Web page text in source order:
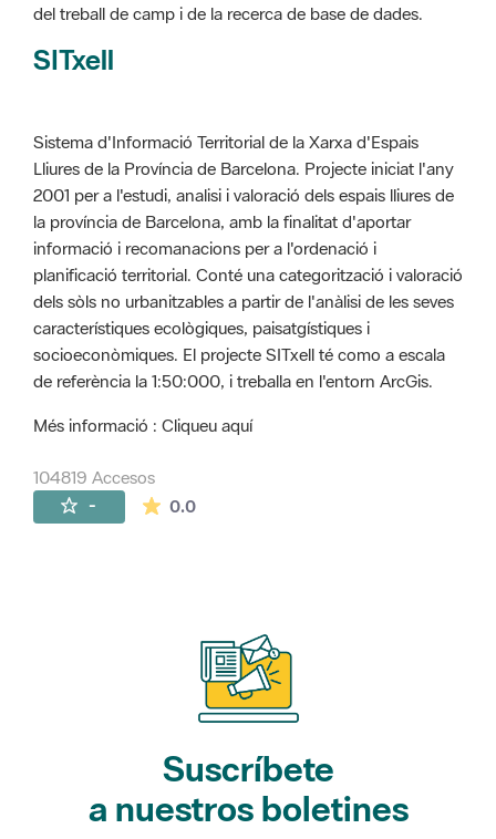
del treball de camp i de la recerca de base de dades.
SITxell
Sistema d'Informació Territorial de la Xarxa d'Espais
Lliures de la Província de Barcelona. Projecte iniciat l'any
2001 per a l'estudi, analisi i valoració dels espais lliures de
la província de Barcelona, amb la finalitat d'aportar
informació i recomanacions per a l'ordenació i
planificació territorial. Conté una categorització i valoració
dels sòls no urbanitzables a partir de l'anàlisi de les seves
característiques ecològiques, paisatgístiques i
socioeconòmiques. El projecte SITxell té como a escala
de referència la 1:50:000, i treballa en l'entorn ArcGis.
Més informació : Cliqueu aquí
104819 Accesos
- 0.0La valoración media es de 0 estrellas de
Suscríbete
a nuestros boletines